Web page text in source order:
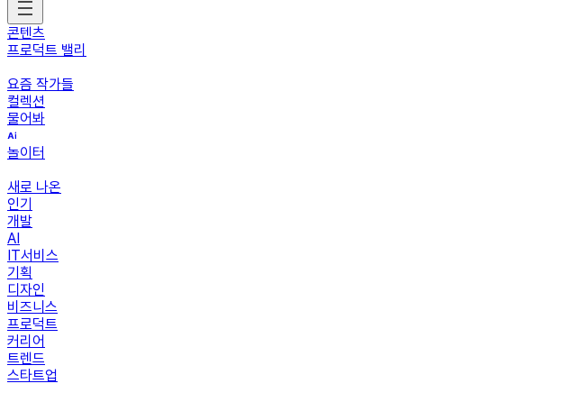
콘텐츠
프로덕트 밸리
요즘 작가들
컬렉션
물어봐
놀이터
새로 나온
인기
개발
AI
IT서비스
기획
디자인
비즈니스
프로덕트
커리어
트렌드
스타트업